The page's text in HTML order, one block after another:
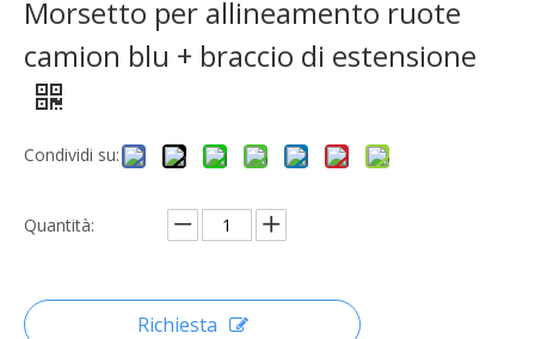
Morsetto per allineamento ruote
camion blu + braccio di estensione
Condividi su:
Quantità:
Richiesta